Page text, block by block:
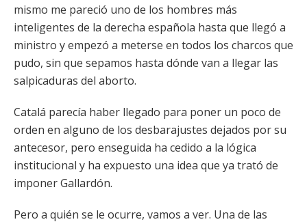
mismo me pareció uno de los hombres más
inteligentes de la derecha española hasta que llegó a
ministro y empezó a meterse en todos los charcos que
pudo, sin que sepamos hasta dónde van a llegar las
salpicaduras del aborto.
Catalá parecía haber llegado para poner un poco de
orden en alguno de los desbarajustes dejados por su
antecesor, pero enseguida ha cedido a la lógica
institucional y ha expuesto una idea que ya trató de
imponer Gallardón.
Pero a quién se le ocurre, vamos a ver. Una de las